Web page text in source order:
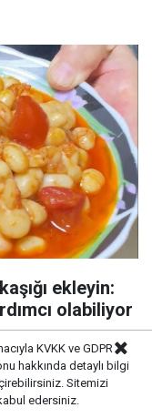
ekleyin:
olabiliyor
KVKK ve GDPR
hakkında detaylı bilgi
Sitemizi
edersiniz.